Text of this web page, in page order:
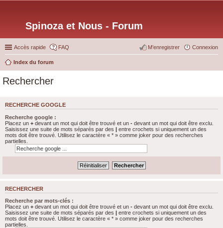
Spinoza et Nous - Forum
Accès rapide FAQ Connexion
M’enregistrer
Index du forum
Rechercher
RECHERCHE GOOGLE
Recherche google :
Placez un + devant un mot qui doit être trouvé et un - devant un mot qui doit être exclu.
Saisissez une suite de mots séparés par des | entre crochets si uniquement un des
mots doit être trouvé. Utilisez le caractère « * » comme joker pour des recherches
partielles.
RECHERCHER
Recherche par mots-clés :
Placez un + devant un mot qui doit être trouvé et un - devant un mot qui doit être exclu.
Saisissez une suite de mots séparés par des | entre crochets si uniquement un des
mots doit être trouvé. Utilisez le caractère « * » comme joker pour des recherches
partielles.